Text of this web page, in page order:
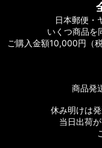
【シマノ】19ストラデ
ツ
【シマノ】20ストラデ
【シマノ】18ストラデ
日本郵便・
いくつ商品を
ご購入金額10,000円（
商品発
休み明けは
当日出荷